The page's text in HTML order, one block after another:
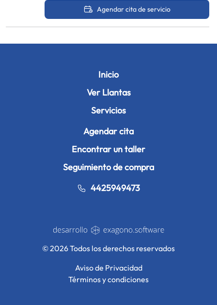
Agendar cita de servicio
Inicio
Ver Llantas
Servicios
Agendar cita
Encontrar un taller
Seguimiento de compra
4425949473
© 2026 Todos los derechos reservados
Aviso de Privacidad
Términos y condiciones